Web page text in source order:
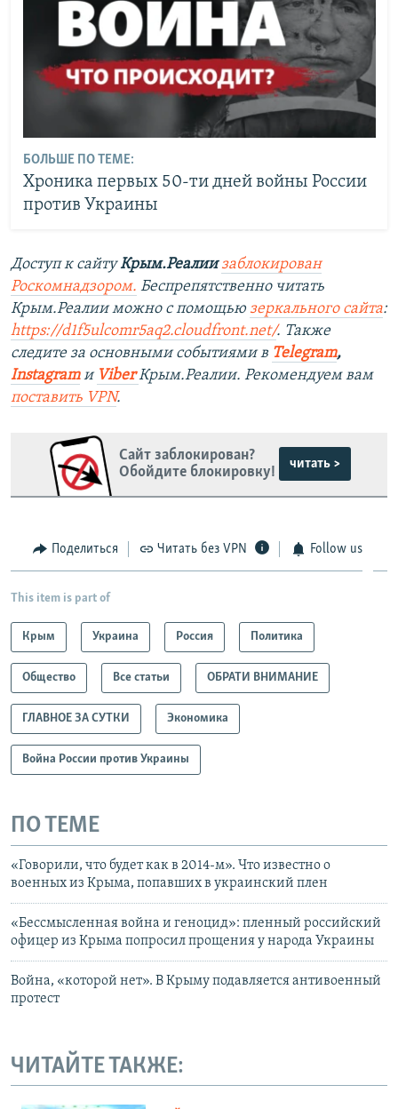
БОЛЬШЕ ПО ТЕМЕ:
Хроника первых 50-ти дней войны России
против Украины
Доступ к сайтуКрым.Реалии заблокирован
Роскомнадзором. Беспрепятственно читать
Крым.Реалии можно с помощью зеркального сайта:
https://d1f5ulcomr5aq2.cloudfront.net/. Также
следите за основными событиями в Telegram,
Instagramи ViberКрым.Реалии. Рекомендуем вам
поставить VPN.
Сайт заблокирован?
Обойдите блокировку!
читать >
Поделиться Читать без VPN Follow us
This item is part of
Крым Украина Россия Политика
Общество Все статьи ОБРАТИ ВНИМАНИЕ
ГЛАВНОЕ ЗА СУТКИ Экономика
Война России против Украины
ПО ТЕМЕ
«Говорили, что будет как в 2014-м». Что известно о
военных из Крыма, попавших в украинский плен
«Бессмысленная война и геноцид»: пленный российский
офицер из Крыма попросил прощения у народа Украины
Война, «которой нет». В Крыму подавляется антивоенный
протест
ЧИТАЙТЕ ТАКЖЕ: